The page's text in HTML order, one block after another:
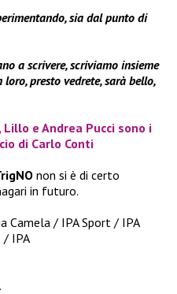
sia dal punto di
a scrivere, scriviamo insieme
presto vedrete, sarà bello,
, Lillo e Andrea Pucci sono i
di Carlo Conti
non si è di certo
in futuro.
Camela / IPA Sport / IPA
/ IPA
.